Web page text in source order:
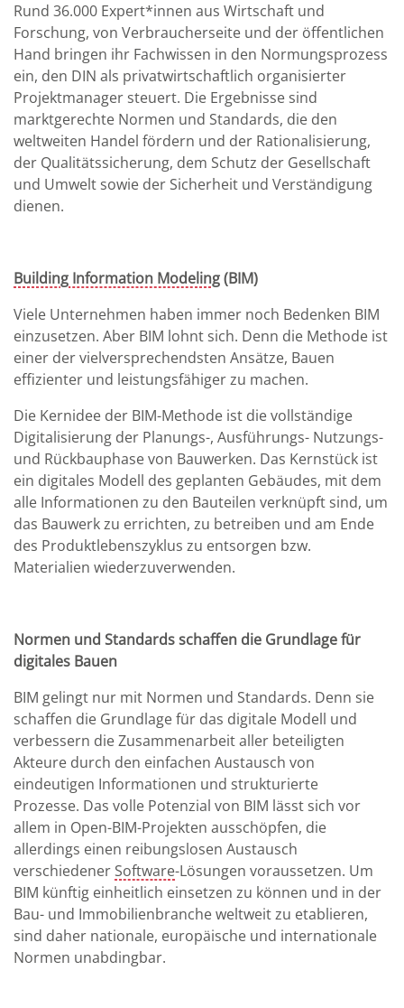
Rund 36.000 Expert*innen aus Wirtschaft und
Forschung, von Verbraucherseite und der öffentlichen
Hand bringen ihr Fachwissen in den Normungsprozess
ein, den DIN als privatwirtschaftlich organisierter
Projektmanager steuert. Die Ergebnisse sind
marktgerechte Normen und Standards, die den
weltweiten Handel fördern und der Rationalisierung,
der Qualitätssicherung, dem Schutz der Gesellschaft
und Umwelt sowie der Sicherheit und Verständigung
dienen.
Building Information Modeling(BIM)
Viele Unternehmen haben immer noch Bedenken BIM
einzusetzen. Aber BIM lohnt sich. Denn die Methode ist
einer der vielversprechendsten Ansätze, Bauen
effizienter und leistungsfähiger zu machen.
Die Kernidee der BIM-Methode ist die vollständige
Digitalisierung der Planungs-, Ausführungs- Nutzungs-
und Rückbauphase von Bauwerken. Das Kernstück ist
ein digitales Modell des geplanten Gebäudes, mit dem
alle Informationen zu den Bauteilen verknüpft sind, um
das Bauwerk zu errichten, zu betreiben und am Ende
des Produktlebenszyklus zu entsorgen bzw.
Materialien wiederzuverwenden.
Normen und Standards schaffen die Grundlage für
digitales Bauen
BIM gelingt nur mit Normen und Standards. Denn sie
schaffen die Grundlage für das digitale Modell und
verbessern die Zusammenarbeit aller beteiligten
Akteure durch den einfachen Austausch von
eindeutigen Informationen und strukturierte
Prozesse. Das volle Potenzial von BIM lässt sich vor
allem in Open-BIM-Projekten ausschöpfen, die
allerdings einen reibungslosen Austausch
verschiedener Software-Lösungen voraussetzen. Um
BIM künftig einheitlich einsetzen zu können und in der
Bau- und Immobilienbranche weltweit zu etablieren,
sind daher nationale, europäische und internationale
Normen unabdingbar.